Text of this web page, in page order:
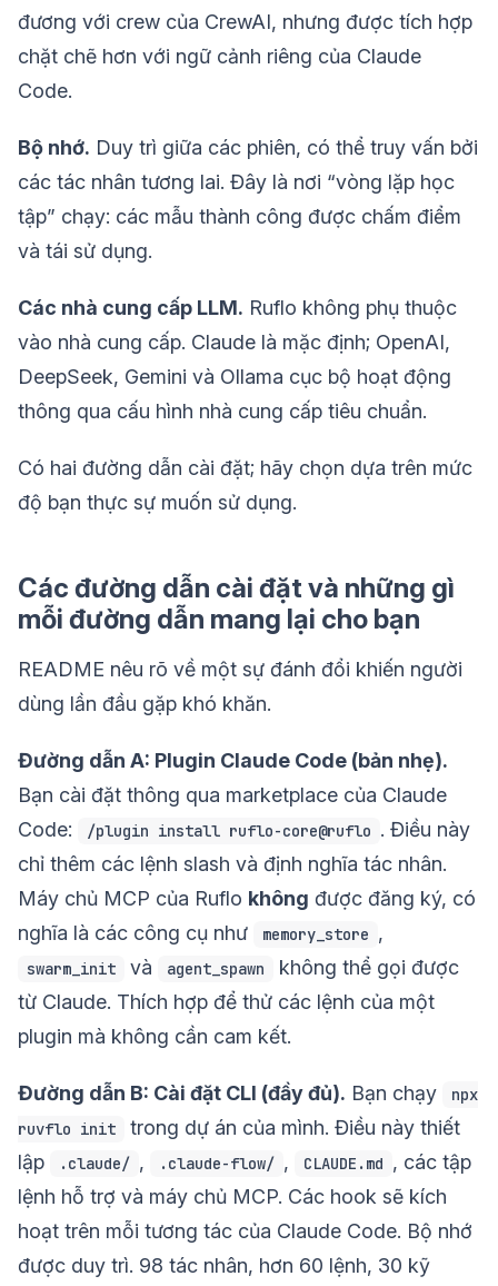
đương với crew của CrewAI, nhưng được tích hợp
chặt chẽ hơn với ngữ cảnh riêng của Claude
Code.
Bộ nhớ. Duy trì giữa các phiên, có thể truy vấn bởi
các tác nhân tương lai. Đây là nơi “vòng lặp học
tập” chạy: các mẫu thành công được chấm điểm
và tái sử dụng.
Các nhà cung cấp LLM. Ruflo không phụ thuộc
vào nhà cung cấp. Claude là mặc định; OpenAI,
DeepSeek, Gemini và Ollama cục bộ hoạt động
thông qua cấu hình nhà cung cấp tiêu chuẩn.
Có hai đường dẫn cài đặt; hãy chọn dựa trên mức
độ bạn thực sự muốn sử dụng.
Các đường dẫn cài đặt và những gì
mỗi đường dẫn mang lại cho bạn
README nêu rõ về một sự đánh đổi khiến người
dùng lần đầu gặp khó khăn.
Đường dẫn A: Plugin Claude Code (bản nhẹ).
Bạn cài đặt thông qua marketplace của Claude
Code:
/plugin install ruflo-core@ruflo . Điều này
chỉ thêm các lệnh slash và định nghĩa tác nhân.
Máy chủ MCP của Ruflo không được đăng ký, có
nghĩa là các công cụ như
memory_store ,
swarm_init và agent_spawn
không thể gọi được
từ Claude. Thích hợp để thử các lệnh của một
plugin mà không cần cam kết.
Đường dẫn B: Cài đặt CLI (đầy đủ). Bạn chạy
npx
ruvflo init
trong dự án của mình. Điều này thiết
lập
.claude/ , .claude-flow/ , CLAUDE.md , các tập
lệnh hỗ trợ và máy chủ MCP. Các hook sẽ kích
hoạt trên mỗi tương tác của Claude Code. Bộ nhớ
được duy trì. 98 tác nhân, hơn 60 lệnh, 30 kỹ